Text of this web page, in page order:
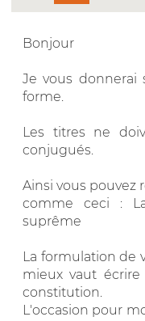
Bonjour
Je vous donnerai
forme.
Les titres ne
conjugués.
Ainsi vous
comme ceci :
suprême
La formulation de
mieux vaut
constitution.
L'occasion pour